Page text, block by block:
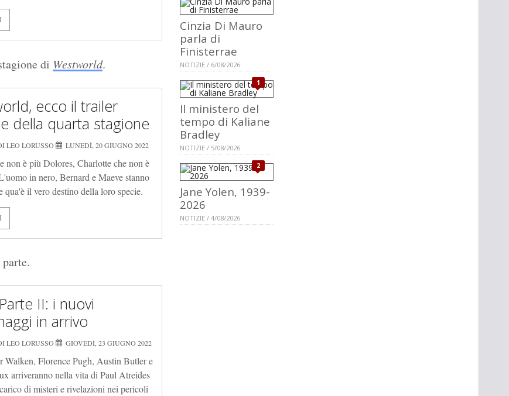
di Westworld.
ecco il trailer
della quarta stagione
LEO LORUSSO LUNEDÌ, 20 GIUGNO 2022
non è più Dolores, Charlotte che non è
in nero, Bernard e Maeve stanno
qua'è il vero destino della loro specie.
II: i nuovi
in arrivo
LEO LORUSSO GIOVEDÌ, 23 GIUGNO 2022
Walken, Florence Pugh, Austin Butler e
arriveranno nella vita di Paul Atreides
di misteri e rivelazioni nei pericoli
Cinzia Di Mauro
parla di
Finisterrae
NOTIZIE / 6/08/2026
1
Il ministero del
tempo di Kaliane
Bradley
NOTIZIE / 5/08/2026
2
Jane Yolen, 1939-
2026
NOTIZIE / 4/08/2026